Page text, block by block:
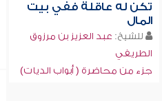
تكن له عاقلة ففي بيت
المال
للشيخ: عبد العزيز بن مرزوق
الطريفي
جزء من محاضرة ( أبواب الديات)